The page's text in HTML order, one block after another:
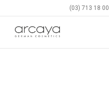
to
content
(03) 713 18 00